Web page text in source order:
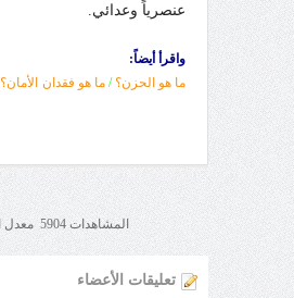
عنصرياً وعدائي.
واقرأ أيضاً:
ما هو الحزن؟ / ما هو فقدان الأمان؟
المشاهدات 5904 معدل الترشيح 0
تعليقات الأعضاء